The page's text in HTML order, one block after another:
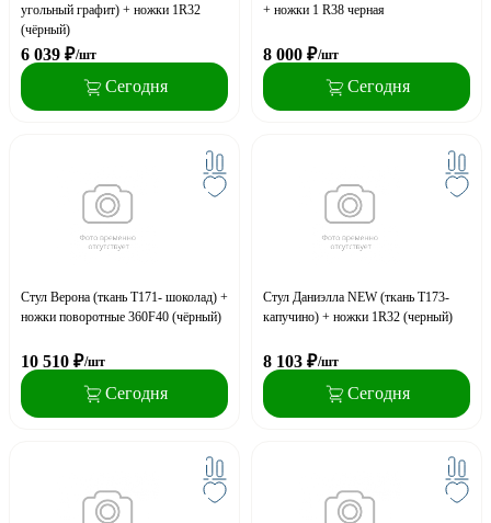
угольный графит) + ножки 1R32
(чёрный)
6 039 ₽/шт
Сегодня
+ ножки 1 R38 черная
8 000 ₽/шт
Сегодня
Стул Верона (ткань Т171- шоколад) +
ножки поворотные 360F40 (чёрный)
10 510 ₽/шт
Сегодня
Стул Даниэлла NEW (ткань Т173-
капучино) + ножки 1R32 (черный)
8 103 ₽/шт
Сегодня